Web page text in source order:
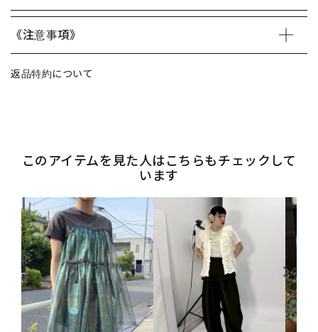
《注意事項》
返品特約について
このアイテムを見た人はこちらもチェックして
います